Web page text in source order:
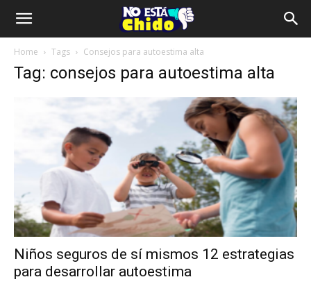
Home Tags Consejos para autoestima alta
Tag: consejos para autoestima alta
Niños seguros de sí mismos 12 estrategias
para desarrollar autoestima